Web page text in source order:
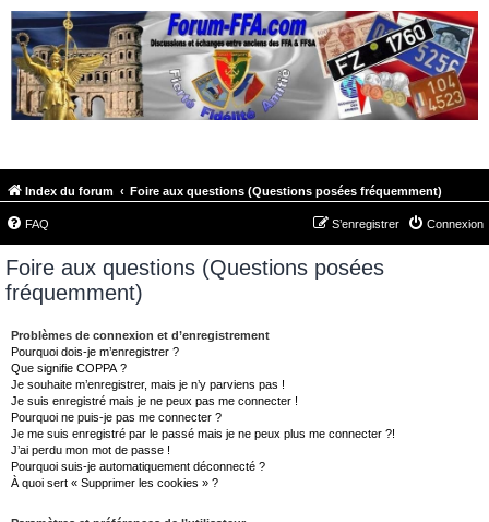
Index du forum Foire aux questions (Questions posées fréquemment)
FAQ Connexion
S’enregistrer
Foire aux questions (Questions posées
fréquemment)
Problèmes de connexion et d’enregistrement
Pourquoi dois-je m’enregistrer ?
Que signifie COPPA ?
Je souhaite m’enregistrer, mais je n’y parviens pas !
Je suis enregistré mais je ne peux pas me connecter !
Pourquoi ne puis-je pas me connecter ?
Je me suis enregistré par le passé mais je ne peux plus me connecter ?!
J’ai perdu mon mot de passe !
Pourquoi suis-je automatiquement déconnecté ?
À quoi sert « Supprimer les cookies » ?